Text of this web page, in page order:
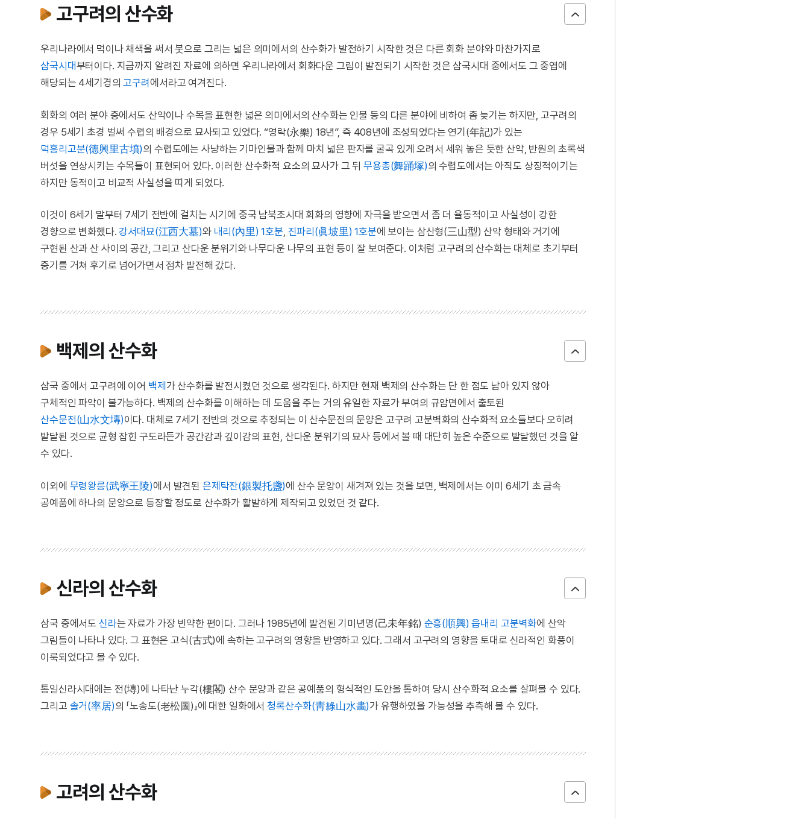
고구려의 산수화
우리나라에서 먹이나 채색을 써서 붓으로 그리는 넓은 의미에서의 산수화가 발전하기 시작한 것은 다른 회화 분야와 마찬가지로
삼국시대부터이다. 지금까지 알려진 자료에 의하면 우리나라에서 회화다운 그림이 발전되기 시작한 것은 삼국시대 중에서도 그 중엽에
해당되는 4세기경의고구려 에서라고 여겨진다.
회화의 여러 분야 중에서도 산악이나 수목을 표현한 넓은 의미에서의 산수화는 인물 등의 다른 분야에 비하여 좀 늦기는 하지만, 고구려의
경우 5세기 초경 벌써 수렵의 배경으로 묘사되고 있었다. “영락(永樂) 18년”, 즉 408년에 조성되었다는 연기(年記)가 있는
덕흥리고분(德興里古墳)의 수렵도에는 사냥하는 기마인물과 함께 마치 넓은 판자를 굴곡 있게 오려서 세워 놓은 듯한 산악, 반원의 초록색
버섯을 연상시키는 수목들이 표현되어 있다. 이러한 산수화적 요소의 묘사가 그 뒤무용총(舞踊塚)의 수렵도에서는 아직도 상징적이기는
하지만 동적이고 비교적 사실성을 띠게 되었다.
이것이 6세기 말부터 7세기 전반에 걸치는 시기에 중국 남북조시대 회화의 영향에 자극을 받으면서 좀 더 율동적이고 사실성이 강한
경향으로 변화했다.강서대묘(江西大墓)와 내리(內里) 1호분, 진파리(眞坡里) 1호분에 보이는 삼산형(三山型) 산악 형태와 거기에
구현된 산과 산 사이의 공간, 그리고 산다운 분위기와 나무다운 나무의 표현 등이 잘 보여준다. 이처럼 고구려의 산수화는 대체로 초기부터
중기를 거쳐 후기로 넘어가면서 점차 발전해 갔다.
백제의 산수화
삼국 중에서 고구려에 이어 백제 가 산수화를 발전시켰던 것으로 생각된다. 하지만 현재 백제의 산수화는 단 한 점도 남아 있지 않아
구체적인 파악이 불가능하다. 백제의 산수화를 이해하는 데 도움을 주는 거의 유일한 자료가 부여의 규암면에서 출토된
산수문전(山水文塼)이다. 대체로 7세기 전반의 것으로 추정되는 이 산수문전의 문양은 고구려 고분벽화의 산수화적 요소들보다 오히려
발달된 것으로 균형 잡힌 구도라든가 공간감과 깊이감의 표현, 산다운 분위기의 묘사 등에서 볼 때 대단히 높은 수준으로 발달했던 것을 알
수 있다.
이외에 무령왕릉(武寧王陵)에서 발견된 은제탁잔(銀製托盞)에 산수 문양이 새겨져 있는 것을 보면, 백제에서는 이미 6세기 초 금속
공예품에 하나의 문양으로 등장할 정도로 산수화가 활발하게 제작되고 있었던 것 같다.
신라의 산수화
삼국 중에서도 신라는 자료가 가장 빈약한 편이다. 그러나 1985년에 발견된 기미년명(己未年銘) 순흥(順興) 읍내리 고분벽화에 산악
그림들이 나타나 있다. 그 표현은 고식(古式)에 속하는 고구려의 영향을 반영하고 있다. 그래서 고구려의 영향을 토대로 신라적인 화풍이
이룩되었다고 볼 수 있다.
통일신라시대에는 전(塼)에 나타난 누각(樓閣) 산수 문양과 같은 공예품의 형식적인 도안을 통하여 당시 산수화적 요소를 살펴볼 수 있다.
그리고 솔거(率居)의 「노송도(老松圖)」에 대한 일화에서청록산수화(靑綠山水畵)가 유행하였을 가능성을 추측해 볼 수 있다.
고려의 산수화